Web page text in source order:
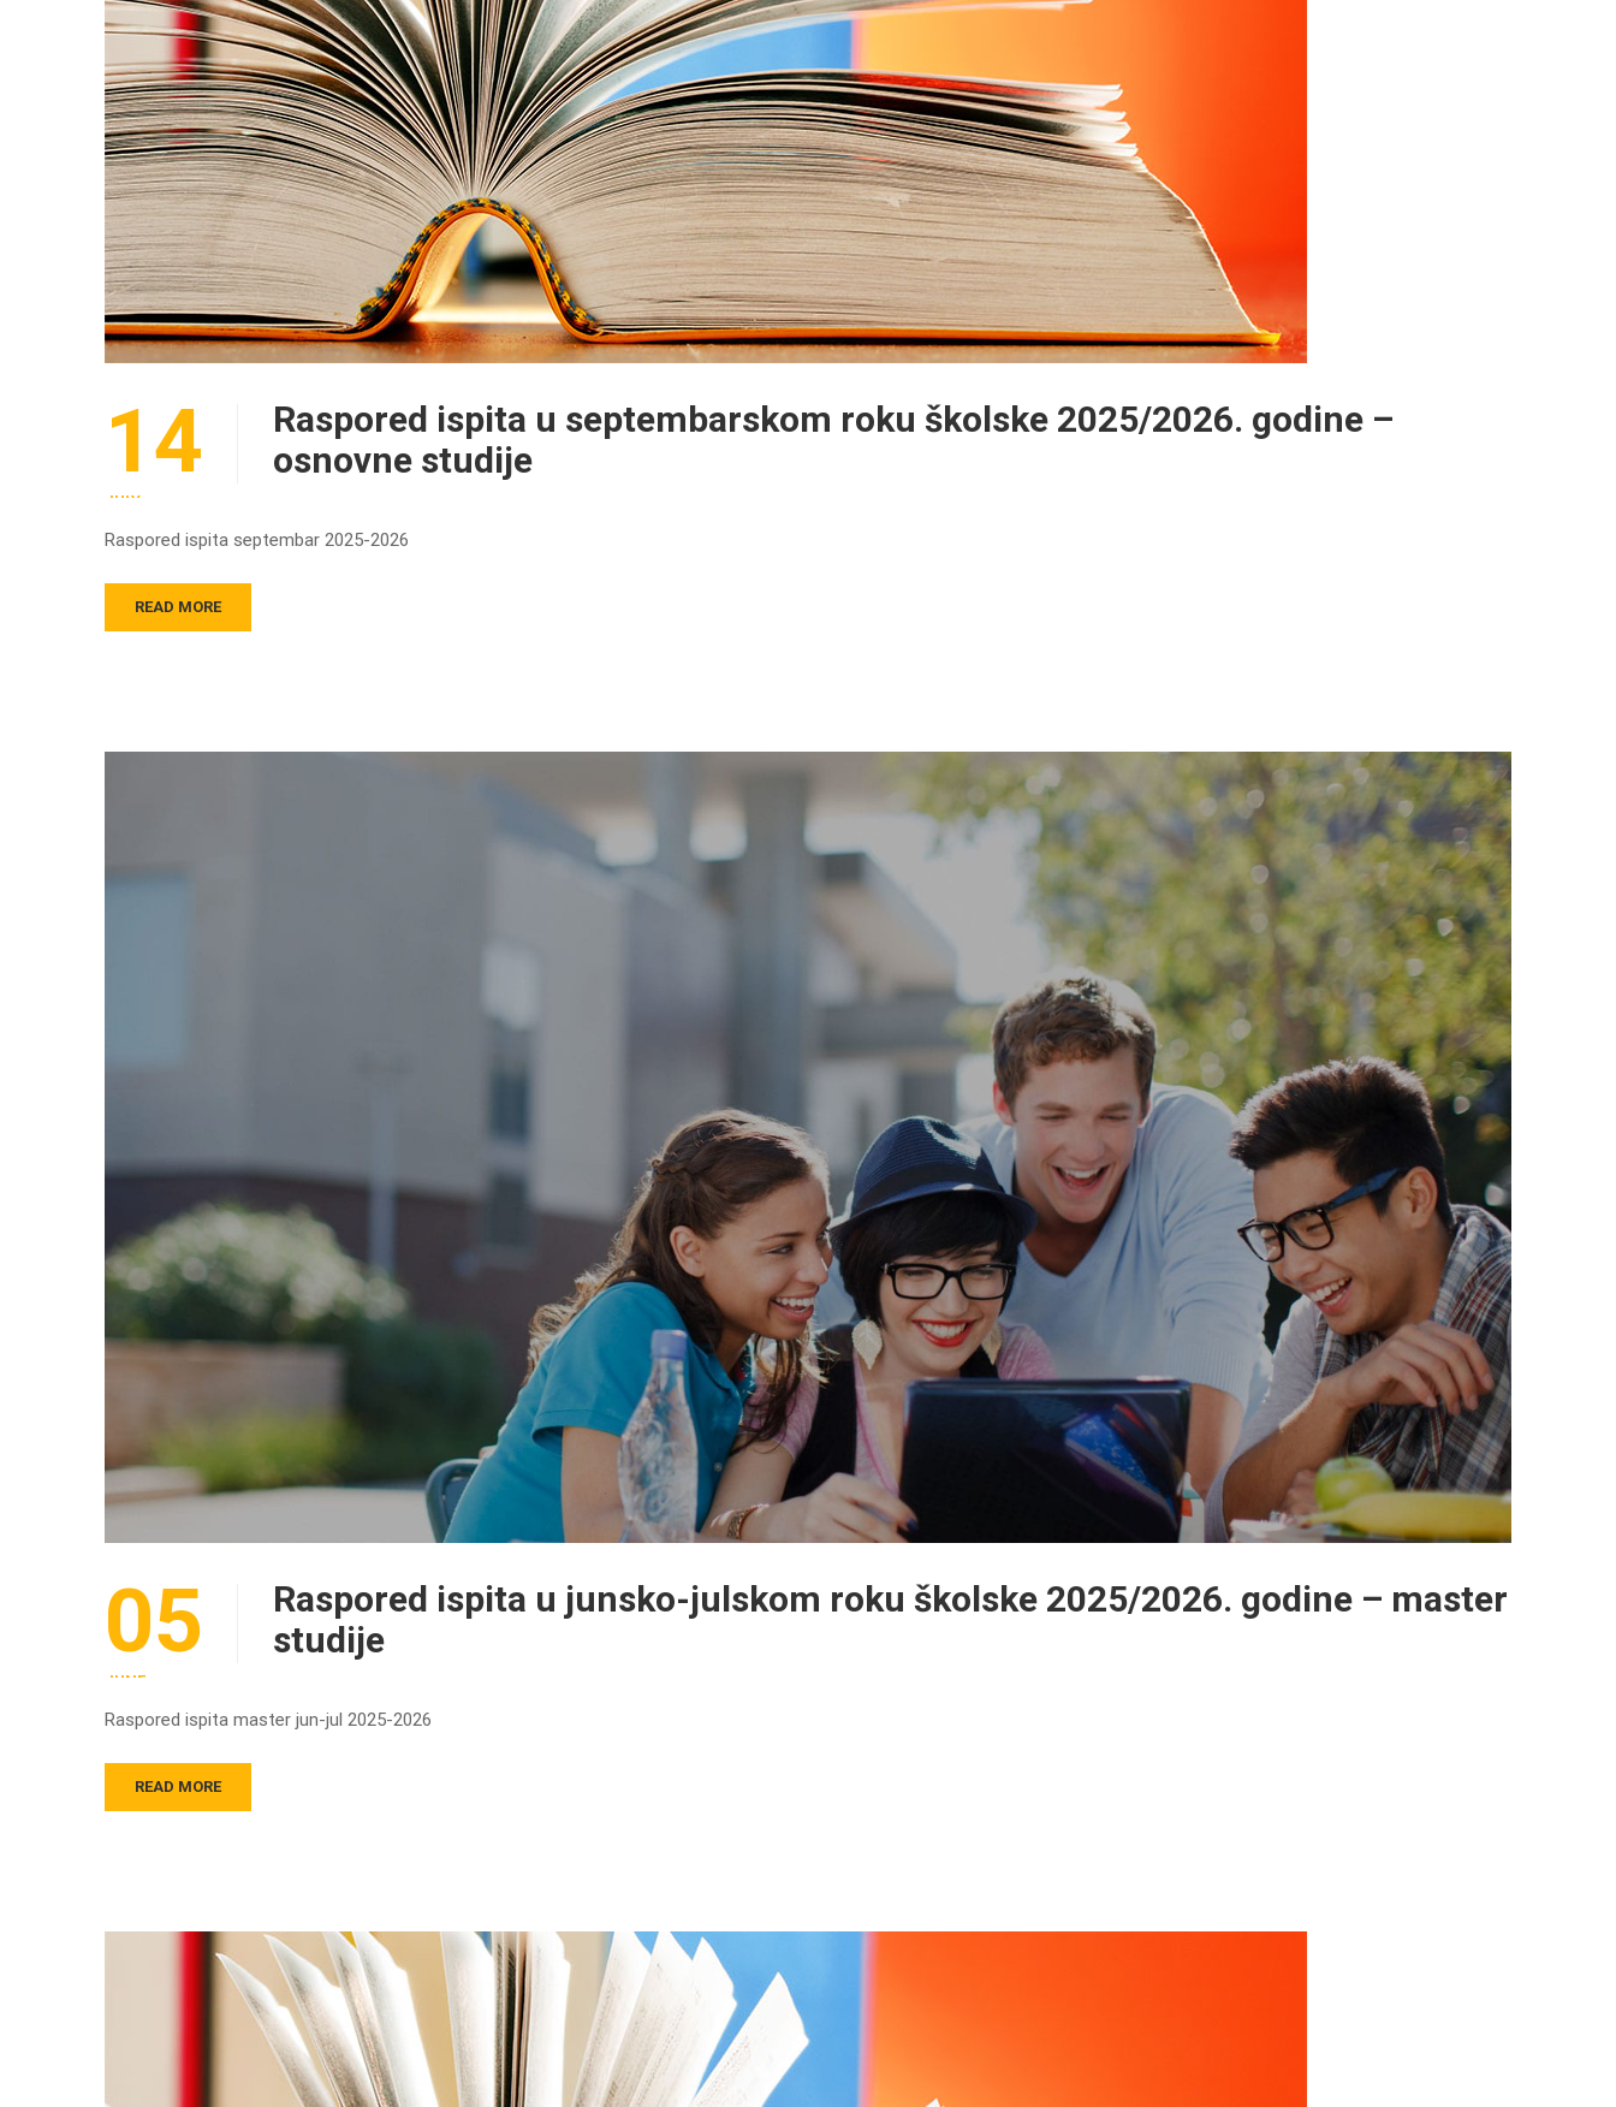
14
JULY
Raspored ispita u septembarskom roku školske 2025/2026. godine –
osnovne studije
Raspored ispita septembar 2025-2026
READ MORE
05
JUNE
Raspored ispita u junsko-julskom roku školske 2025/2026. godine – master
studije
Raspored ispita master jun-jul 2025-2026
READ MORE